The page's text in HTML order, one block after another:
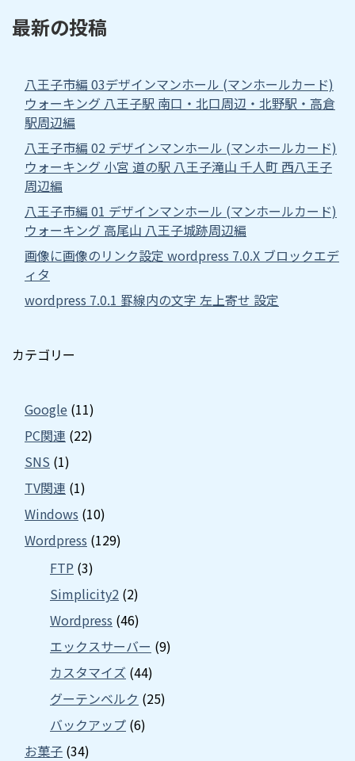
最新の投稿
八王子市編 03デザインマンホール (マンホールカード)
ウォーキング 八王子駅 南口・北口周辺・北野駅・高倉
駅周辺編
八王子市編 02 デザインマンホール (マンホールカード)
ウォーキング 小宮 道の駅 八王子滝山 千人町 西八王子
周辺編
八王子市編 01 デザインマンホール (マンホールカード)
ウォーキング 高尾山 八王子城跡周辺編
画像に画像のリンク設定 wordpress 7.0.X ブロックエデ
ィタ
wordpress 7.0.1 罫線内の文字 左上寄せ 設定
カテゴリー
Google (11)
PC関連 (22)
SNS (1)
TV関連 (1)
Windows (10)
Wordpress (129)
FTP (3)
Simplicity2 (2)
Wordpress (46)
エックスサーバー (9)
カスタマイズ (44)
グーテンベルク (25)
バックアップ (6)
お菓子 (34)